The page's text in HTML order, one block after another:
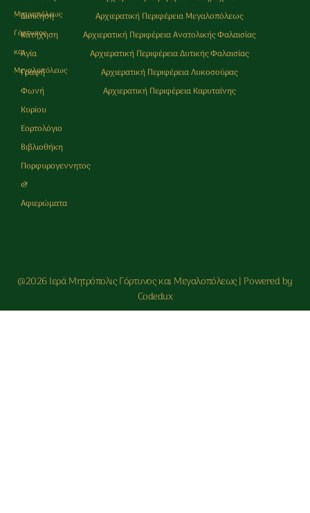
Μητρoπόλεως
Γόρτυνος
και
Μεγαλοπόλεως
Διοίκηση
Κατήχηση
Αγία
Γραφή
Φωνή
Κυρίου
Εορτολόγιο
Βιβλιοθήκη
Πορφυρογεννητος
&
Αφιερώματα
Αρχιερατική Περιφέρεια Μεγαλοπόλεως
Αρχιερατική Περιφέρεια Ανατολικής Φαλαισίας
Αρχιερατική Περιφέρεια Δυτικής Φαλαισίας
Αρχιερατική Περιφέρεια Λυκοσούρας
Αρχιερατική Περιφέρεια Καρυταίνης
@2026 Ιερά Μητρόπολις Γόρτυνος και Μεγαλοπόλεως | Powered by
Codedux